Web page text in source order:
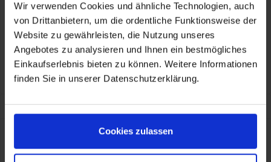
Wir verwenden Cookies und ähnliche Technologien, auch
von Drittanbietern, um die ordentliche Funktionsweise der
Website zu gewährleisten, die Nutzung unseres
Angebotes zu analysieren und Ihnen ein bestmögliches
Einkaufserlebnis bieten zu können. Weitere Informationen
finden Sie in unserer Datenschutzerklärung.
Cookies zulassen
BMW AG
Petuelring 130, München, DE, 80788
hazmat@bmw.com
Verantwortliche Person für die EU
KOHL automobile GmbH eCom
BMW AG
hazmat@bmw.com
Kunden kauften auch
- 8,90 €